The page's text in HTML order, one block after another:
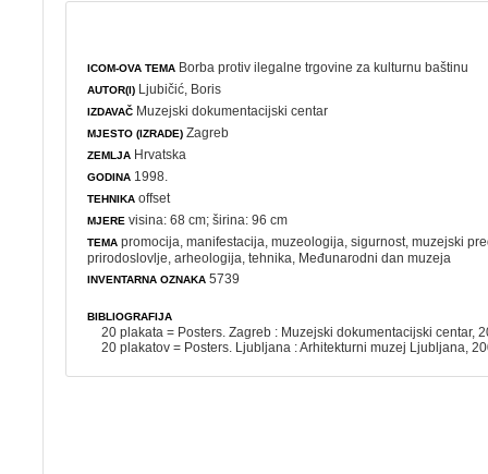
ICOM-OVA TEMA Borba protiv ilegalne trgovine za kulturnu baštinu
AUTOR(I) Ljubičić, Boris
IZDAVAČ Muzejski dokumentacijski centar
MJESTO (IZRADE) Zagreb
ZEMLJA Hrvatska
GODINA 1998.
TEHNIKA offset
MJERE visina: 68 cm; širina: 96 cm
TEMA promocija ,manifestacija ,muzeologija ,sigurnost ,muzejski
prirodoslovlje ,arheologija ,tehnika Međunarodni dan muzeja
INVENTARNA OZNAKA 5739
BIBLIOGRAFIJA
20 plakata = Posters. Zagreb : Muzejski dokumentacijski centar,
20 plakatov = Posters. Ljubljana : Arhitekturni muzej Ljubljana,